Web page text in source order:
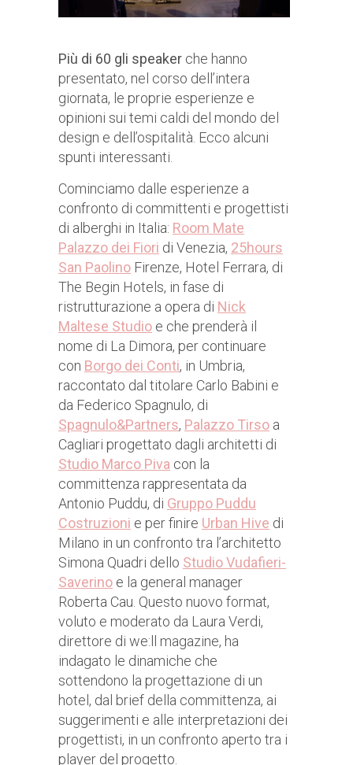
Più di 60 gli speaker che hanno
presentato, nel corso dell’intera
giornata, le proprie esperienze e
opinioni sui temi caldi del mondo del
design e dell’ospitalità. Ecco alcuni
spunti interessanti.
Cominciamo dalle esperienze a
confronto di committenti e progettisti
di alberghi in Italia: Room Mate
Palazzo dei Fiori di Venezia, 25hours
San Paolino Firenze, Hotel Ferrara, di
The Begin Hotels, in fase di
ristrutturazione a opera di Nick
Maltese Studio e che prenderà il
nome di La Dimora, per continuare
con Borgo dei Conti, in Umbria,
raccontato dal titolare Carlo Babini e
da Federico Spagnulo, di
Spagnulo&Partners, Palazzo Tirso a
Cagliari progettato dagli architetti di
Studio Marco Piva con la
committenza rappresentata da
Antonio Puddu, di Gruppo Puddu
Costruzioni e per finire Urban Hive di
Milano in un confronto tra l’architetto
Simona Quadri dello Studio Vudafieri-
Saverino e la general manager
Roberta Cau. Questo nuovo format,
voluto e moderato da Laura Verdi,
direttore di we:ll magazine, ha
indagato le dinamiche che
sottendono la progettazione di un
hotel, dal brief della committenza, ai
suggerimenti e alle interpretazioni dei
progettisti, in un confronto aperto tra i
player del progetto.